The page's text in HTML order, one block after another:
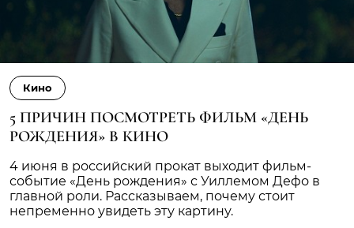
Кино
5 ПРИЧИН ПОСМОТРЕТЬ ФИЛЬМ «ДЕНЬ
РОЖДЕНИЯ» В КИНО
4 июня в российский прокат выходит фильм-
событие «День рождения» с Уиллемом Дефо в
главной роли. Рассказываем, почему стоит
непременно увидеть эту картину.